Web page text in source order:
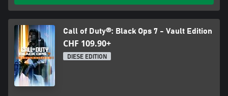
Call of Duty®: Black Ops 7 - Vault Edition
CHF 109.90+
DIESE EDITION